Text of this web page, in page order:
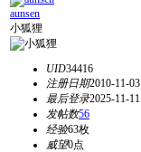
aunsen
小狐狸
UID34416
注册日期2010-11-03
最后登录2025-11-11
发帖数56
经验63枚
威望0点